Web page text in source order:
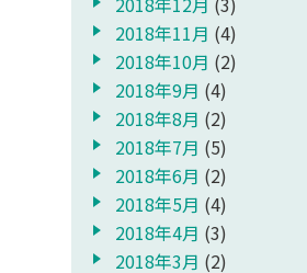
2018年11月 (4)
2018年10月 (2)
2018年9月 (4)
2018年8月 (2)
2018年7月 (5)
2018年6月 (2)
2018年5月 (4)
2018年4月 (3)
2018年3月 (2)